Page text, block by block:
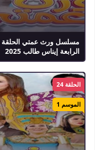
الرابعة إيناس طالب 2025
الحلقة 24
الموسم 1